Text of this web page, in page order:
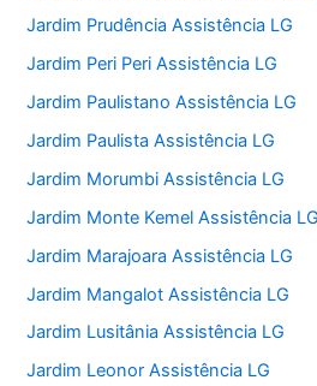
Jardim Prudência Assistência LG
Jardim Peri Peri Assistência LG
Jardim Paulistano Assistência LG
Jardim Paulista Assistência LG
Jardim Morumbi Assistência LG
Jardim Monte Kemel Assistência LG
Jardim Marajoara Assistência LG
Jardim Mangalot Assistência LG
Jardim Lusitânia Assistência LG
Jardim Leonor Assistência LG